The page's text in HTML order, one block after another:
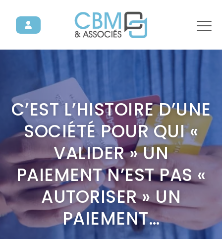
C’EST L’HISTOIRE D’UNE
SOCIÉTÉ POUR QUI «
VALIDER » UN
PAIEMENT N’EST PAS «
AUTORISER » UN
PAIEMENT…